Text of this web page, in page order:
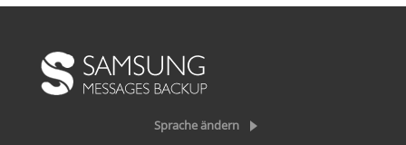
Sprache ändern